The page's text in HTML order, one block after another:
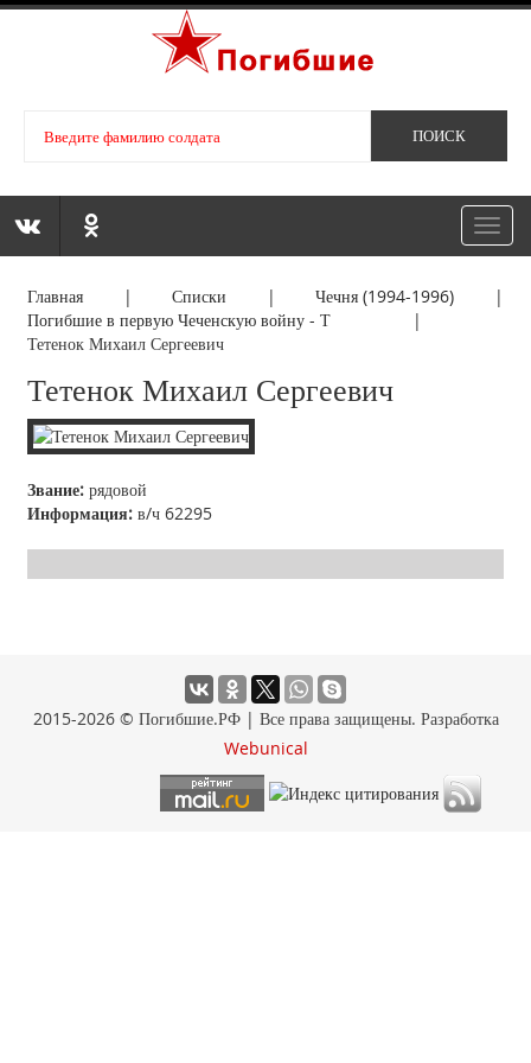
Главная |Списки |Чечня (1994-1996) |
Погибшие в первую Чеченскую войну - Т |
Тетенок Михаил Сергеевич
Тетенок Михаил Сергеевич
Звание: рядовой
Информация: в/ч 62295
2015-2026 © Погибшие.РФ | Все права защищены. Разработка
Webunical